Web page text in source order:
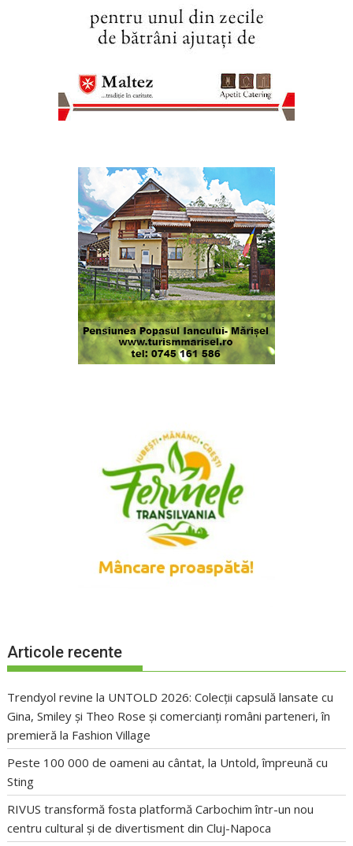
Articole recente
Trendyol revine la UNTOLD 2026: Colecții capsulă lansate cu
Gina, Smiley și Theo Rose și comercianți români parteneri, în
premieră la Fashion Village
Peste 100 000 de oameni au cântat, la Untold, împreună cu
Sting
RIVUS transformă fosta platformă Carbochim într-un nou
centru cultural și de divertisment din Cluj-Napoca